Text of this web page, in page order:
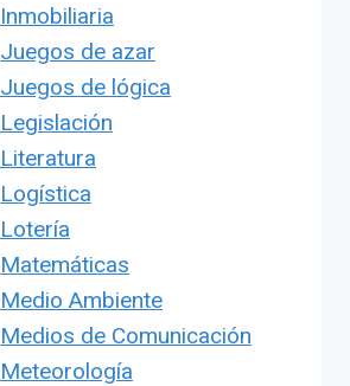
Inmobiliaria
Juegos de azar
Juegos de lógica
Legislación
Literatura
Logística
Lotería
Matemáticas
Medio Ambiente
Medios de Comunicación
Meteorología